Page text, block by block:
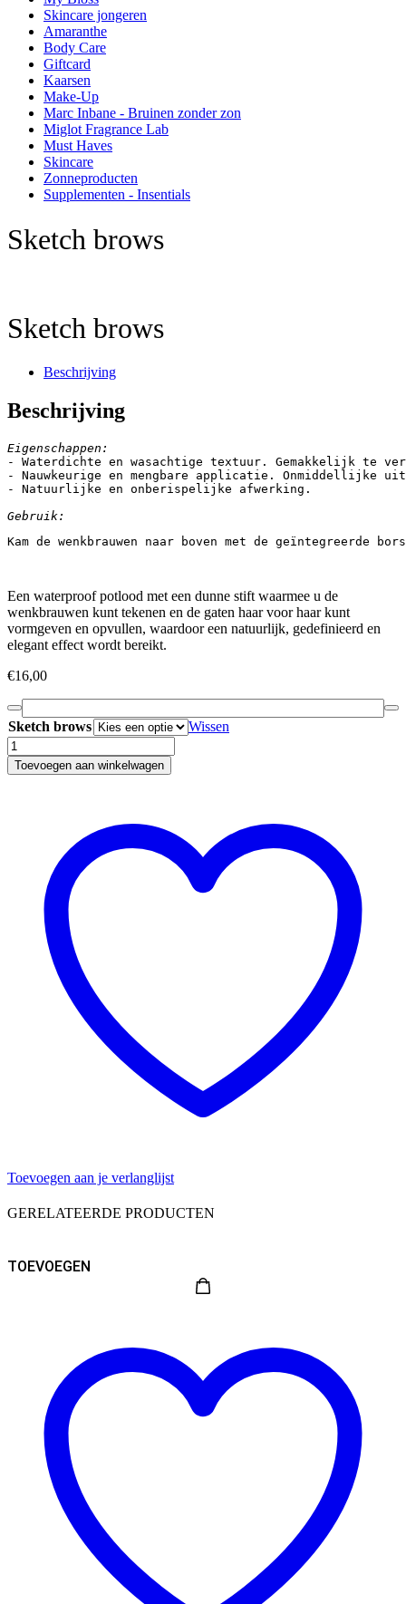
Skincare jongeren
Amaranthe
Body Care
Giftcard
Kaarsen
Make-Up
Marc Inbane - Bruinen zonder zon
Miglot Fragrance Lab
Must Haves
Skincare
Zonneproducten
Supplementen - Insentials
Sketch brows
Sketch brows
Beschrijving
Beschrijving
Eigenschappen:
- Waterdichte en wasachtige textuur. Gemakkelijk te
- Nauwkeurige en mengbare applicatie. Onmiddellijke
- Natuurlijke en onberispelijke afwerking.
Gebruik:
Kam de wenkbrauwen naar boven met de
Een waterproof potlood met een dunne stift waarmee u de
wenkbrauwen kunt tekenen en de gaten haar voor haar kunt
vormgeven en opvullen, waardoor een natuurlijk, gedefinieerd en
elegant effect wordt bereikt.
€16,00
Sketch brows
Wissen
Sketch
brows
aantal
Toevoegen aan winkelwagen
Toevoegen aan je verlanglijst
GERELATEERDE PRODUCTEN
TOEVOEGEN